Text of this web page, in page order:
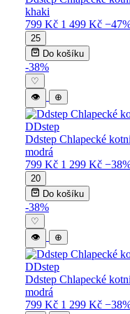
khaki
799 Kč 1 499 Kč
25
Do košíku
-38%
♡
👁
⊕
DDstep
Ddstep Chlapecké
modrá
799 Kč 1 299 Kč
20
Do košíku
-38%
♡
👁
⊕
DDstep
Ddstep Chlapecké
modrá
799 Kč 1 299 Kč